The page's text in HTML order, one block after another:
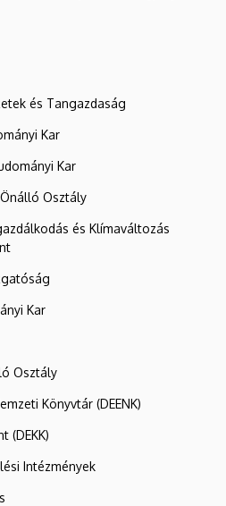
és Tangazdaság
Kar
Kar
Osztály
és Klímaváltozás
Kar
Osztály
Könyvtár (DEENK)
(DEKK)
Intézmények